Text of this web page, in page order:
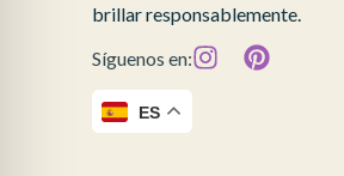
brillar responsablemente.
Síguenos en:
ES